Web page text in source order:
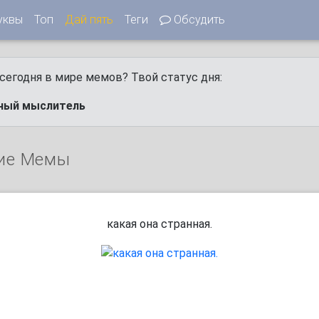
Топ Дай пять Теги Обсудить
в мире мемов? Твой статус дня:
мыслитель
Мемы
какая она странная.